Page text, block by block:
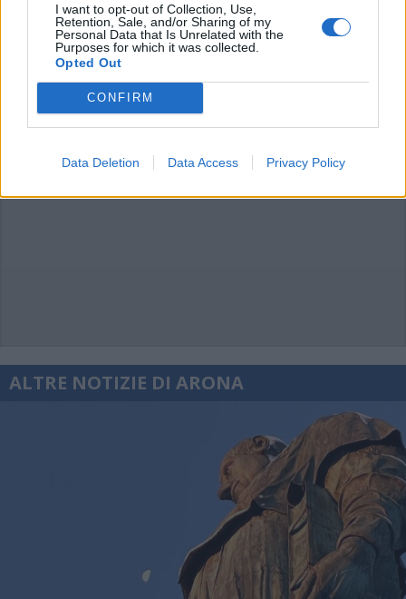
I want to opt-out of Collection, Use,
Retention, Sale, and/or Sharing of my
Personal Data that Is Unrelated with the
Purposes for which it was collected.
Opted Out
CONFIRM
Data Deletion Data Access Privacy Policy
ALTRE NOTIZIE DI ARONA